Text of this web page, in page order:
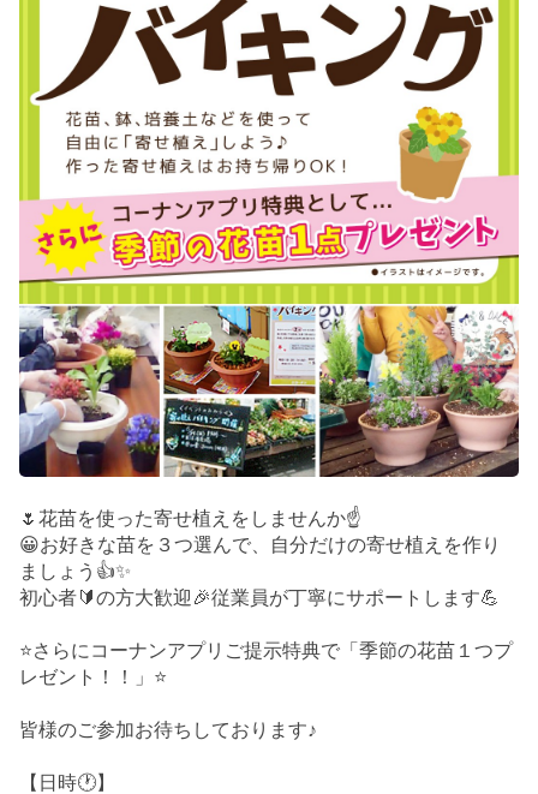
🌷花苗を使った寄せ植えをしませんか☝️
😀お好きな苗を３つ選んで、自分だけの寄せ植えを作り
ましょう👍✨
初心者🔰の方大歓迎🎉従業員が丁寧にサポートします💪
⭐さらにコーナンアプリご提示特典で「季節の花苗１つプ
レゼント！！」⭐
皆様のご参加お待ちしております♪
【日時🕐】